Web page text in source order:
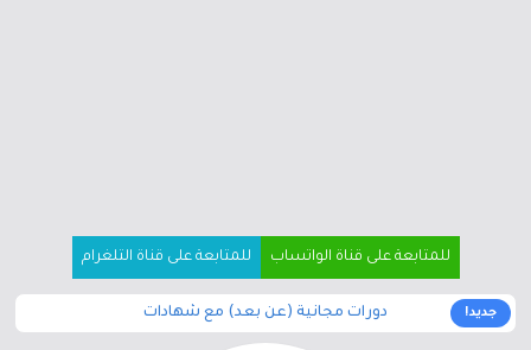
للمتابعة على قناة الواتساب للمتابعة على قناة التلغرام
جديد! دورات مجانية (عن بعد) مع شهادات